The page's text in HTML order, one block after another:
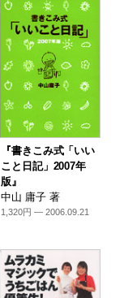
『書きこみ式「いい
こと日記」2007年
版』
中山 庸子 著
1,320円 — 2006.09.21